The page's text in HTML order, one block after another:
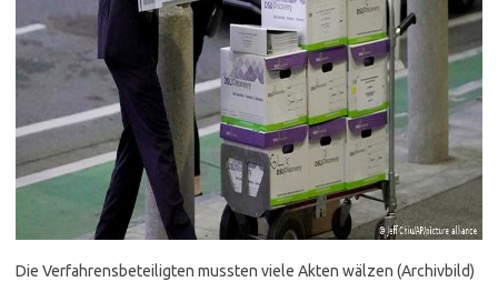
Die Verfahrensbeteiligten mussten viele Akten wälzen (Archivbild)